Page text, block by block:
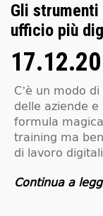
Gli strumenti
ufficio più
C’è un modo
delle aziende
formula
training ma
di lavoro
Continua a